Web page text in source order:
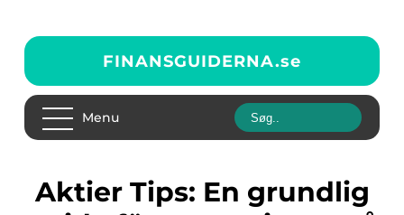
FINANSGUIDERNA.se
Menu
Aktier Tips: En grundlig